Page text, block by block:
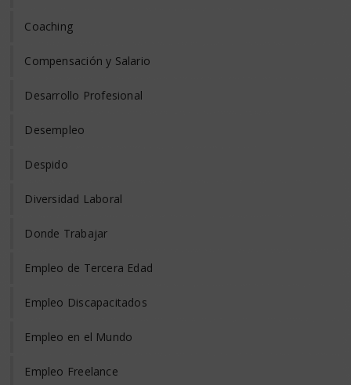
Coaching
Compensación y Salario
Desarrollo Profesional
Desempleo
Despido
Diversidad Laboral
Donde Trabajar
Empleo de Tercera Edad
Empleo Discapacitados
Empleo en el Mundo
Empleo Freelance